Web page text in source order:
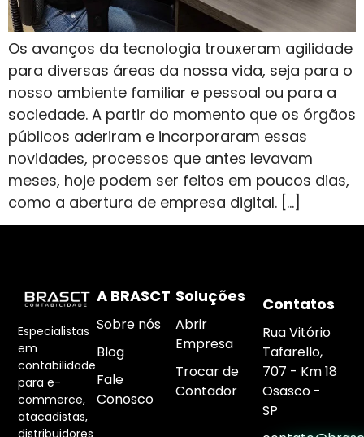
Os avanços da tecnologia trouxeram agilidade
para diversas áreas da nossa vida, seja para o
nosso ambiente familiar e pessoal ou para a
sociedade. A partir do momento que os órgãos
públicos aderiram e incorporaram essas
novidades, processos que antes levavam
meses, hoje podem ser feitos em poucos dias,
como a abertura de empresa digital. […]
Especialistas
em
contabilidade
para e-
commerce,
atacadistas,
A BRASCT
Sobre nós
Blog
Fale
Conosco
Soluções
Abrir
Empresa
Trocar de
Contador
Contatos
Rua Vitório
Tafarello,
707 - Km 18
Osasco -
SP